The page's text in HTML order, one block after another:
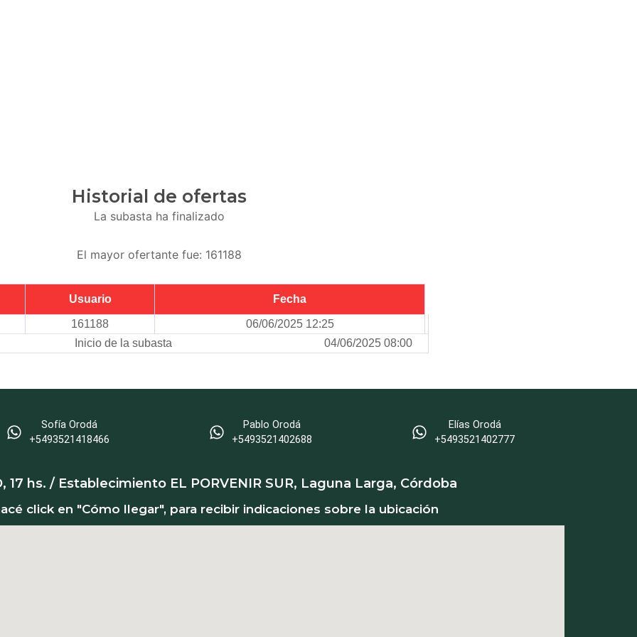
Historial de ofertas
La subasta ha finalizado
El mayor ofertante fue: 161188
Usuario Fecha
161188
06/06/2025 12:25
Inicio de la subasta
04/06/2025 08:00
Sofía Orodá
+5493521418466‬
Pablo Orodá
‪+5493521402688‬
Elías Orodá
‪+5493521402777
17 hs. / Establecimiento EL PORVENIR SUR, Laguna Larga, Córdoba
click en "Cómo llegar", para recibir indicaciones sobre la ubicación